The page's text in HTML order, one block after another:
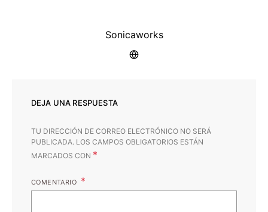
Sonicaworks
DEJA UNA RESPUESTA
TU DIRECCIÓN DE CORREO ELECTRÓNICO NO SERÁ
PUBLICADA. LOS CAMPOS OBLIGATORIOS ESTÁN
MARCADOS CON *
COMENTARIO